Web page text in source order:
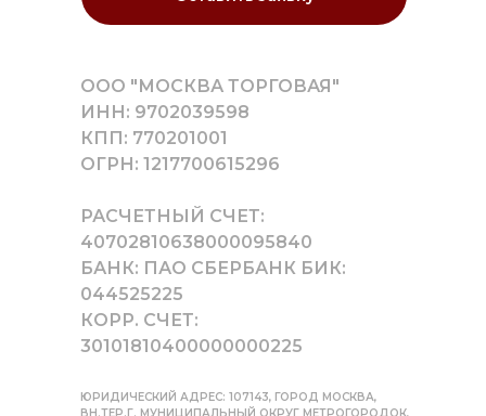
ООО "МОСКВА ТОРГОВАЯ"
ИНН: 9702039598
КПП: 770201001
ОГРН: 1217700615296
РАСЧЕТНЫЙ СЧЕТ:
40702810638000095840
БАНК: ПАО СБЕРБАНК БИК:
044525225
КОРР. СЧЕТ:
30101810400000000225
ЮРИДИЧЕСКИЙ АДРЕС: 107143, ГОРОД МОСКВА,